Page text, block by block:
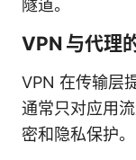
隧道。
VPN 与代理
VPN 在传输层
通常只对应用
密和隐私保护。